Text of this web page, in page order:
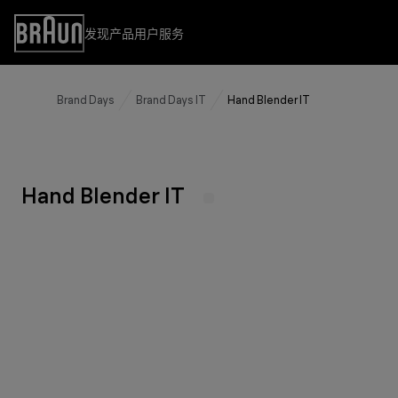
Skip
Content
Accessibility
Statement
发现产品
蒸汽熨斗系列
用户服务
Brand Days Brand Days IT Hand Blender IT
Hand Blender IT